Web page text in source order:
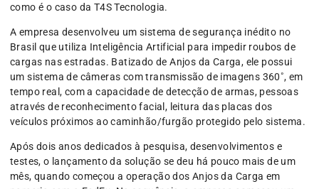
como é o caso da T4S Tecnologia.
A empresa desenvolveu um sistema de segurança inédito no
Brasil que utiliza Inteligência Artificial para impedir roubos de
cargas nas estradas. Batizado de Anjos da Carga, ele possui
um sistema de câmeras com transmissão de imagens 360˚, em
tempo real, com a capacidade de detecção de armas, pessoas
através de reconhecimento facial, leitura das placas dos
veículos próximos ao caminhão/furgão protegido pelo sistema.
Após dois anos dedicados à pesquisa, desenvolvimentos e
testes, o lançamento da solução se deu há pouco mais de um
mês, quando começou a operação dos Anjos da Carga em